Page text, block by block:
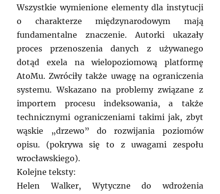
Wszystkie wymienione elementy dla instytucji
o charakterze międzynarodowym mają
fundamentalne znaczenie. Autorki ukazały
proces przenoszenia danych z używanego
dotąd exela na wielopoziomową platformę
AtoMu. Zwróciły także uwagę na ograniczenia
systemu. Wskazano na problemy związane z
importem procesu indeksowania, a także
technicznymi ograniczeniami takimi jak, zbyt
wąskie „drzewo” do rozwijania poziomów
opisu. (pokrywa się to z uwagami zespołu
wrocławskiego).
Kolejne teksty:
Helen Walker, Wytyczne do wdrożenia